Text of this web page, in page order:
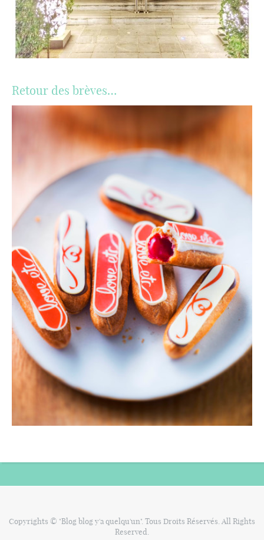
Retour des brèves…
Copyrights © "Blog blog y'a quelqu'un". Tous Droits Réservés. All Rights
Reserved.